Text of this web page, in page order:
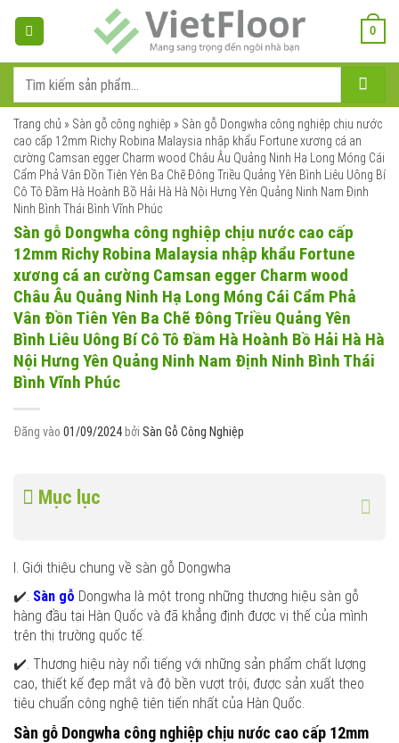
dung
0
kiếm:
Trang chủ » Sàn gỗ công nghiệp » Sàn gỗ Dongwha công nghiệp chịu nước
cao cấp 12mm Richy Robina Malaysia nhập khẩu Fortune xương cá an
cường Camsan egger Charm wood Châu Âu Quảng Ninh Hạ Long Móng Cái
Cẩm Phả Vân Đồn Tiên Yên Ba Chẽ Đông Triều Quảng Yên Bình Liêu Uông Bí
Cô Tô Đầm Hà Hoành Bồ Hải Hà Hà Nội Hưng Yên Quảng Ninh Nam Định
Ninh Bình Thái Bình Vĩnh Phúc
Sàn gỗ Dongwha công nghiệp chịu nước cao cấp
12mm Richy Robina Malaysia nhập khẩu Fortune
xương cá an cường Camsan egger Charm wood
Châu Âu Quảng Ninh Hạ Long Móng Cái Cẩm Phả
Vân Đồn Tiên Yên Ba Chẽ Đông Triều Quảng Yên
Bình Liêu Uông Bí Cô Tô Đầm Hà Hoành Bồ Hải Hà Hà
Nội Hưng Yên Quảng Ninh Nam Định Ninh Bình Thái
Bình Vĩnh Phúc
Đăng vào 01/09/2024 bởi Sàn Gỗ Công Nghiệp
Mục lục
I. Giới thiệu chung về sàn gỗ Dongwha
✔️. Sàn gỗ Dongwha là một trong những thương hiệu sàn gỗ
hàng đầu tại Hàn Quốc và đã khẳng định được vị thế của mình
trên thị trường quốc tế.
✔️. Thương hiệu này nổi tiếng với những sản phẩm chất lượng
cao, thiết kế đẹp mắt và độ bền vượt trội, được sản xuất theo
tiêu chuẩn công nghệ tiên tiến nhất của Hàn Quốc.
Sàn gỗ Dongwha công nghiệp chịu nước cao cấp 12mm